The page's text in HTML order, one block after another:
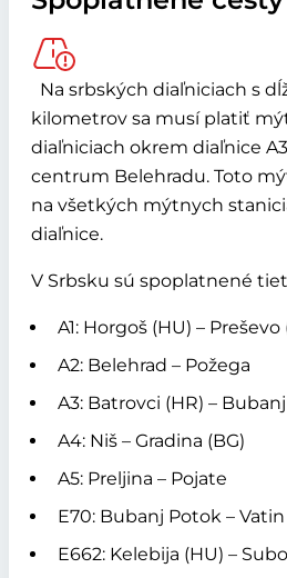
Na srbských diaľniciach s
kilometrov sa musí platiť
diaľniciach okrem diaľnice
centrum Belehradu. Toto
na všetkých mýtnych
diaľnice.
V Srbsku sú spoplatnené
A1: Horgoš (HU) – Preševo
A2: Belehrad – Požega
A3: Batrovci (HR) –
A4: Niš – Gradina (BG)
A5: Preljina – Pojate
E70: Bubanj Potok – Vatin
E662: Kelebija (HU) –